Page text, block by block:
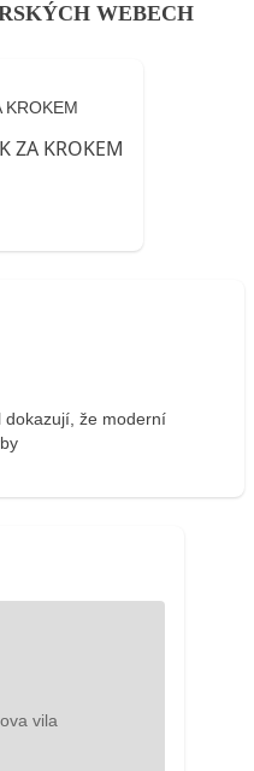
WEBECH
KROKEM
dokazují, že moderní